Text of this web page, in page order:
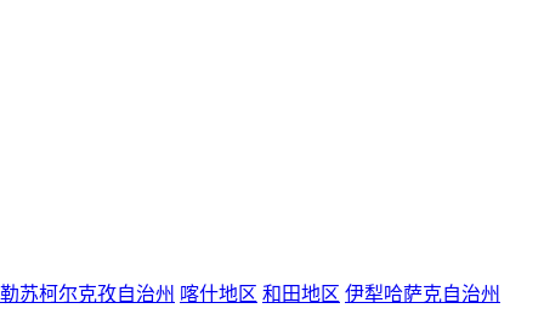
苏柯尔克孜自治州 喀什地区 和田地区 伊犁哈萨克自治州